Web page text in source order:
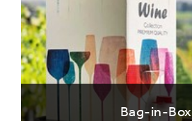
Bag-in-Box